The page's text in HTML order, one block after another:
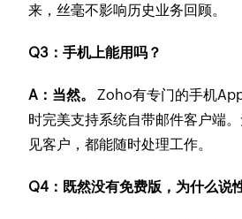
来，丝毫不影响历史业务回顾。
Q3：手机上能用吗？
A：当然。
Zoho有专门的手机
时完美支持系统自带邮件客户端
见客户，都能随时处理工作。
Q4：既然没有免费版，为什么说